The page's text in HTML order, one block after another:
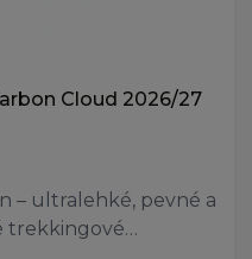
Cloud 2026/27
– ultralehké, pevné a
trekkingové…